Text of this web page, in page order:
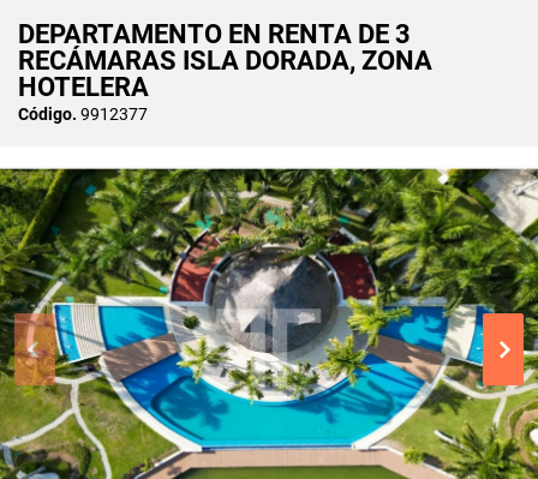
DEPARTAMENTO EN RENTA DE 3
RECÁMARAS ISLA DORADA, ZONA
HOTELERA
Código. 9912377